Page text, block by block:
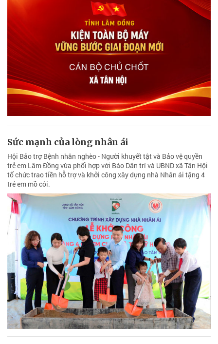
Sức mạnh của lòng nhân ái
Hội Bảo trợ Bệnh nhân nghèo - Người khuyết tật và Bảo vệ quyền
trẻ em Lâm Đồng vừa phối hợp với Báo Dân trí và UBND xã Tân Hội
tổ chức trao tiền hỗ trợ và khởi công xây dựng nhà Nhân ái tặng 4
trẻ em mồ côi.